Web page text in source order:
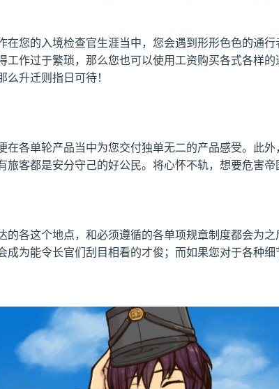
在您的入境检查官生涯当中，您会遇到形形色色的通
工作过于繁琐，那么您也可以使用工资购买各式各样
升迁则指日可待！
各单轮产品当中为您交付独单无二的产品感受。此
客都是安分守己的好公民。将心怀不轨，想要危害
各这个地点，和必须遵循的各单项规章制度都会为
成为能令长官们刮目相看的才俊；而如果您对于各种